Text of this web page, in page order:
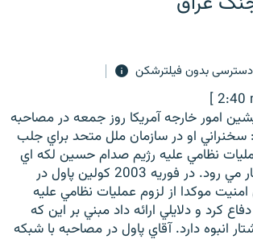
دسترسی بدون فیلترشکن
[ 2:40
امور خارجه آمريكا روز جمعه در مصاحبه
سخنراني او در سازمان ملل متحد براي جلب
نظامي عليه رژيم صدام حسين لكه اي
در سابقه او به شمار مي رود. در فوريه 2003 كولين پاول در
موكدا از لزوم عمليات نظامي عليه
كرد و دلايلي ارائه داد مبني بر اين كه
انبوه دارد. آقاي پاول در مصاحبه با شبكه